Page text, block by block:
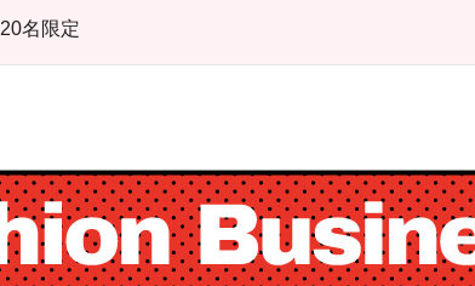
20名限定